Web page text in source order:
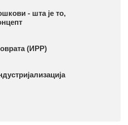
- шта је то,
(ИРР)